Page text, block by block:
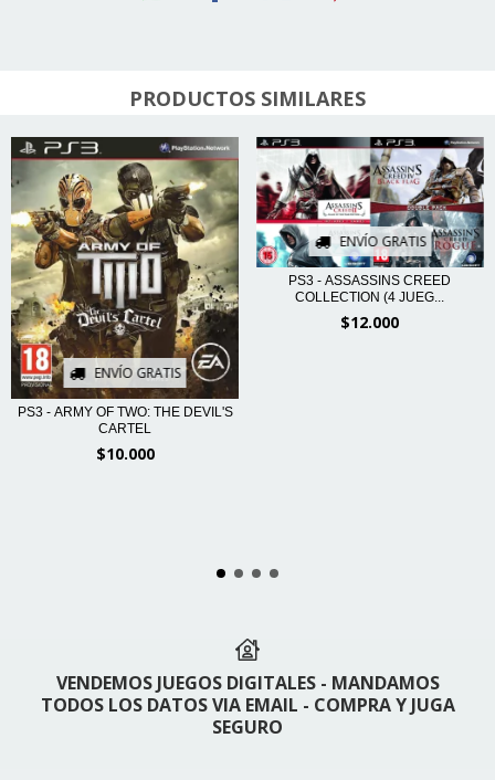
PRODUCTOS SIMILARES
ENVÍO GRATIS
PS3 - ARMY OF TWO: THE DEVIL'S
CARTEL
$10.000
ENVÍO GRATIS
PS3 - ASSASSINS CREED
COLLECTION (4 JUEG...
$12.000
VENDEMOS JUEGOS DIGITALES - MANDAMOS
TODOS LOS DATOS VIA EMAIL - COMPRA Y JUGA
SEGURO